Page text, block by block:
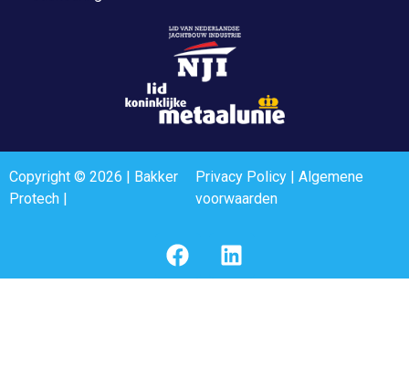
Copyright © 2026 | Bakker
Protech |
Privacy Policy| Algemene
voorwaarden